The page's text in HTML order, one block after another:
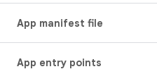
App manifest file
App entry points